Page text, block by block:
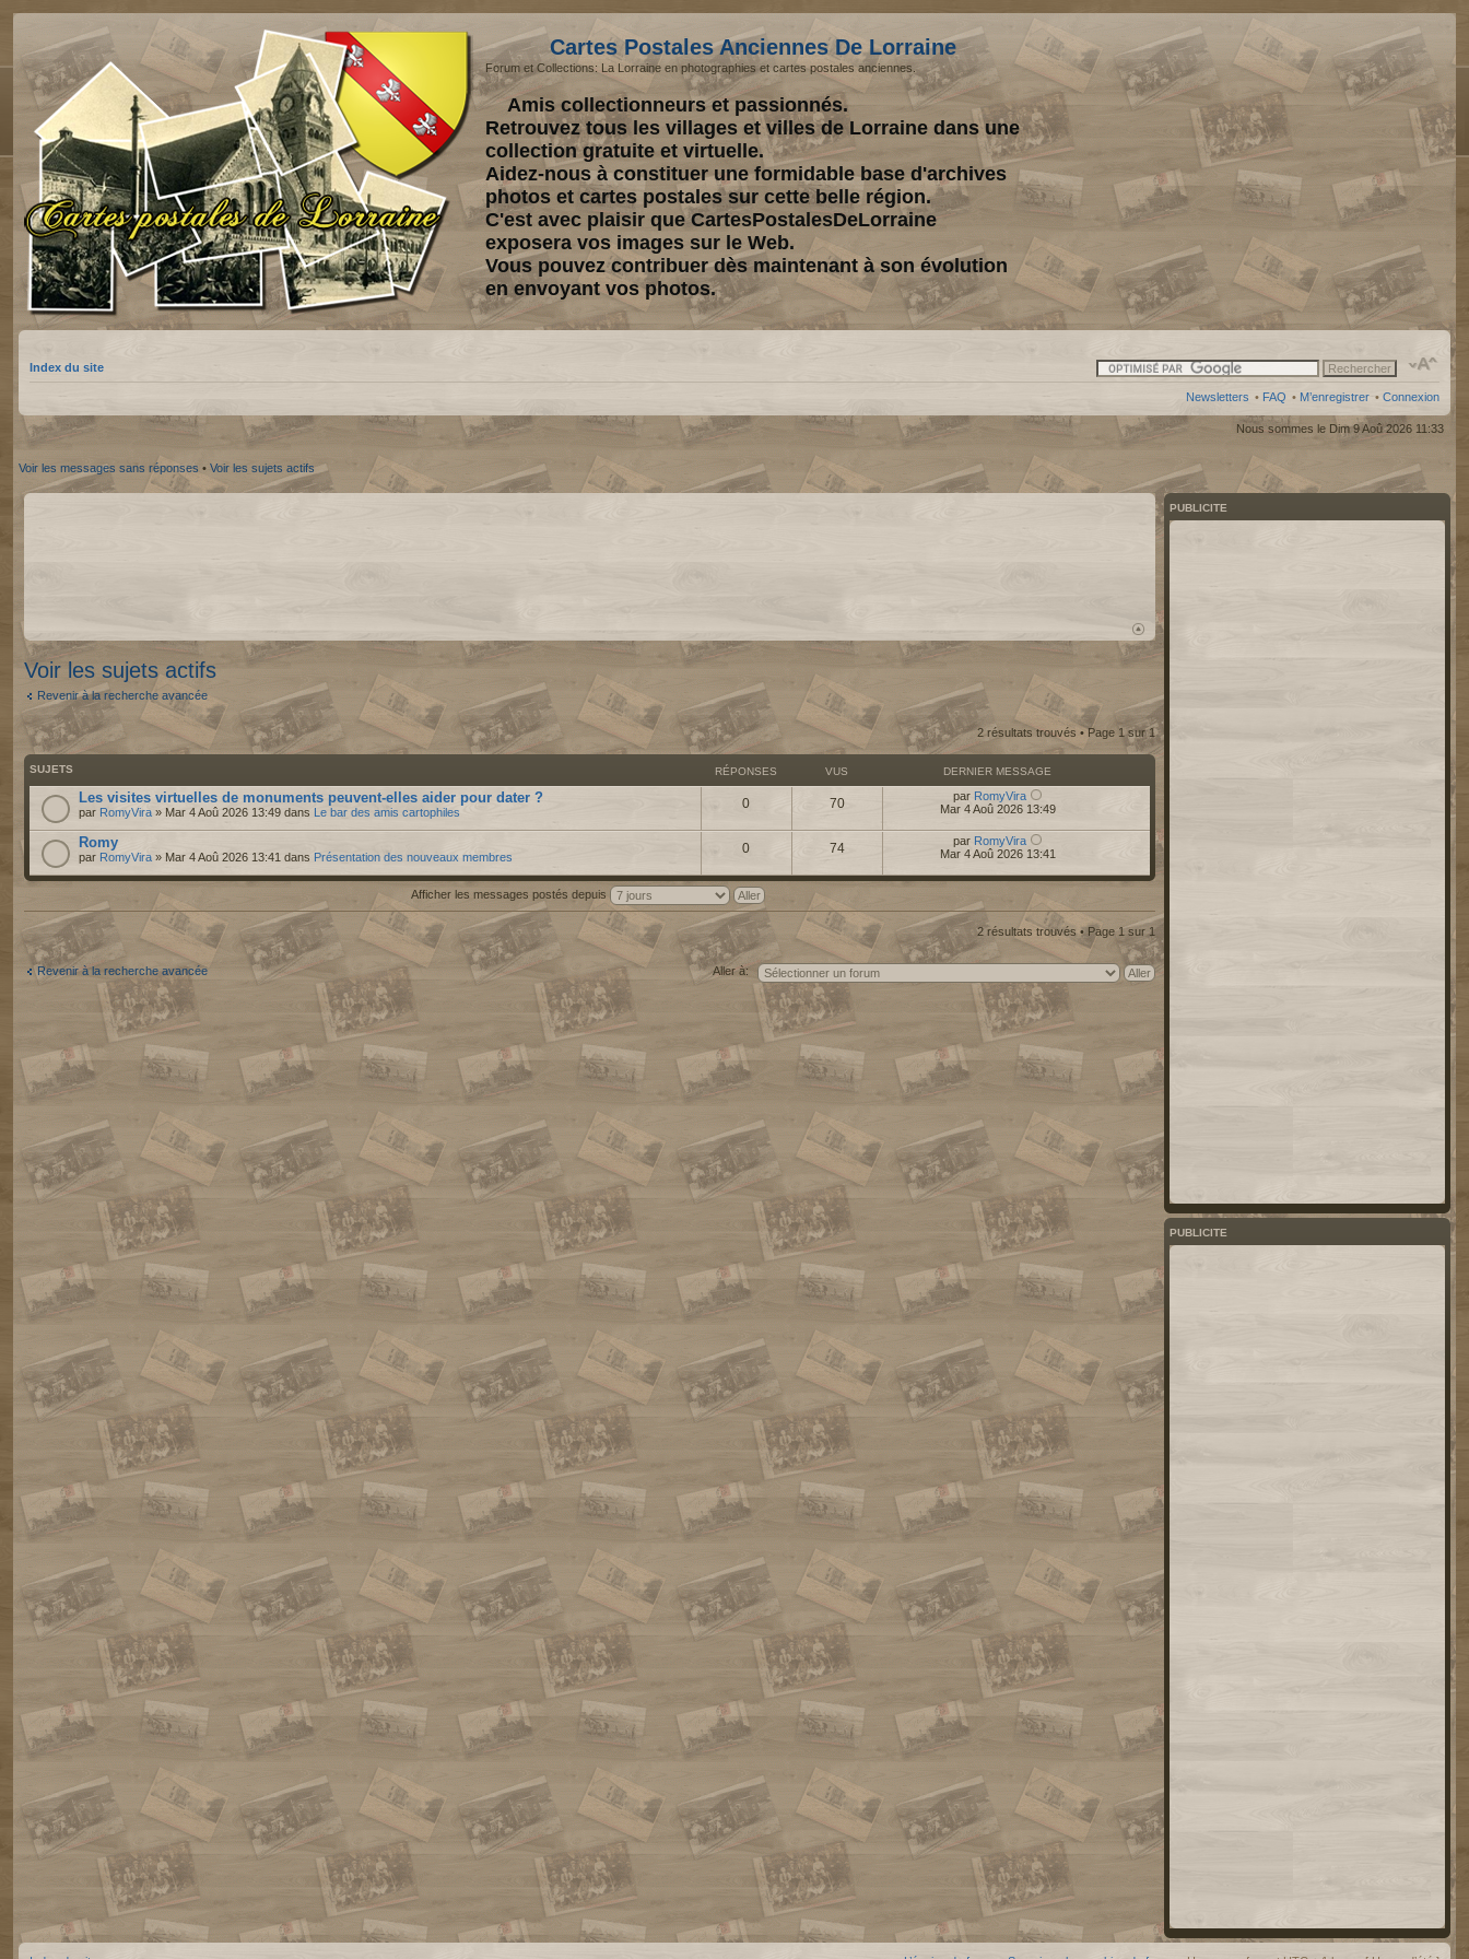
Cartes Postales Anciennes De Lorraine
Forum et Collections: La Lorraine en photographies et cartes postales anciennes.
Amis collectionneurs et passionnés.
Retrouvez tous les villages et villes de Lorraine dans une
collection gratuite et virtuelle.
Aidez-nous à constituer une formidable base d'archives
photos et cartes postales sur cette belle région.
C'est avec plaisir que CartesPostalesDeLorraine
exposera vos images sur le Web.
Vous pouvez contribuer dès maintenant à son évolution
en envoyant vos photos.
Index du site
Newsletters • FAQ • M’enregistrer • Connexion
Nous sommes le Dim 9 Aoû 2026 11:33
Voir les messages sans réponses • Voir les sujets actifs
Voir les sujets actifs
Revenir à la recherche avancée
2 résultats trouvés • Page 1sur1
SUJETS RÉPONSES VUS DERNIER MESSAGE
Les visites virtuelles de monuments peuvent-elles aider pour dater ?
par RomyVira » Mar 4 Aoû 2026 13:49 dans Le bar des amis cartophiles
0 70 par RomyVira
Mar 4 Aoû 2026 13:49
Romy
par RomyVira » Mar 4 Aoû 2026 13:41 dans Présentation des nouveaux membres
0 74 par RomyVira
Mar 4 Aoû 2026 13:41
Afficher les messages postés depuis
2 résultats trouvés • Page1sur1
Revenir à la recherche avancée Aller à:
PUBLICITE
PUBLICITE